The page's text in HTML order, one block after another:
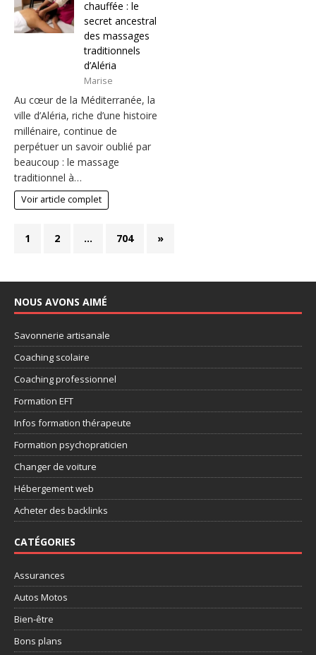
chauffée : le
secret ancestral
des massages
traditionnels
d’Aléria
Marise
Au cœur de la Méditerranée, la
ville d’Aléria, riche d’une histoire
millénaire, continue de
perpétuer un savoir oublié par
beaucoup : le massage
traditionnel à…
Voir article complet
1 2 … 704 »
NOUS AVONS AIMÉ
Savonnerie artisanale
Coaching scolaire
Coaching professionnel
Formation EFT
Infos formation thérapeute
Formation psychopraticien
Changer de voiture
Hébergement web
Acheter des backlinks
CATÉGORIES
Assurances
Autos Motos
Bien-être
Bons plans